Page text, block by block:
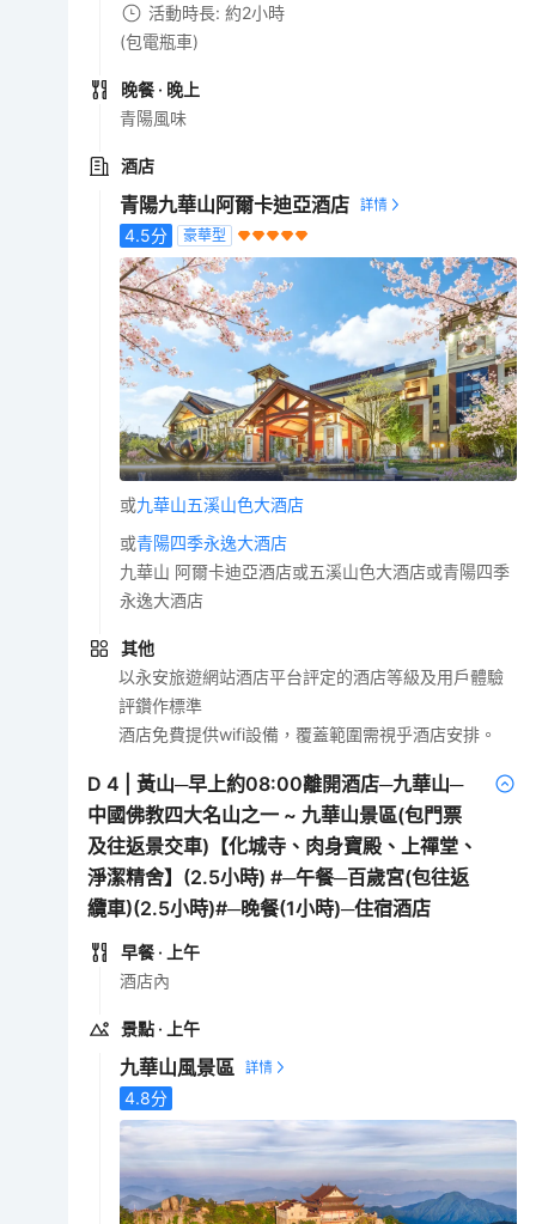
活動時長: 約2小時
(包電瓶車)
晚餐 · 晚上
青陽風味
酒店
青陽九華山阿爾卡迪亞酒店
4.5分 豪華型
或九華山五溪山色大酒店
或青陽四季永逸大酒店
九華山 阿爾卡迪亞酒店或五溪山色大酒店或青陽四季
永逸大酒店
其他
以永安旅遊網站酒店平台評定的酒店等級及用戶體驗
評鑽作標準
酒店免費提供wifi設備，覆蓋範圍需視乎酒店安排。
D4 |黃山─早上約08:00離開酒店─九華山─
中國佛教四大名山之一 ~ 九華山景區(包門票
及往返景交車)【化城寺、肉身寶殿、上禪堂、
淨潔精舍】(2.5小時) #─午餐─百歲宮(包往返
纜車)(2.5小時)#─晚餐(1小時)─住宿酒店
早餐 · 上午
酒店內
景點 · 上午
九華山風景區
4.8分